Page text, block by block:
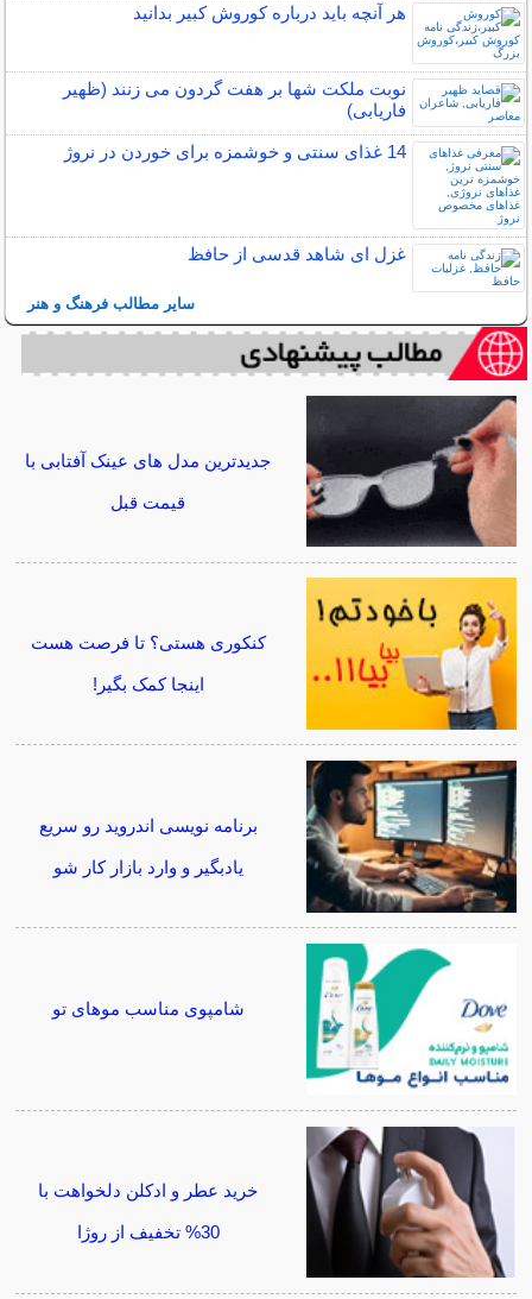
هر آنچه باید درباره کوروش کبیر بدانید
نوبت ملکت شها بر هفت گردون می زنند (ظهیر
فاریابی)
14 غذای سنتی و خوشمزه برای خوردن در نروژ
غزل ای شاهد قدسی از حافظ
سایر مطالب فرهنگ و هنر
جدیدترین مدل های عینک آفتابی با
قیمت قبل
کنکوری هستی؟ تا فرصت هست
اینجا کمک بگیر!
برنامه نویسی اندروید رو سریع
یادبگیر و وارد بازار کار شو
شامپوی مناسب موهای تو
خرید عطر و ادکلن دلخواهت با
30% تخفیف از روژا